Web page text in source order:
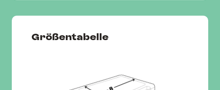
Größentabelle